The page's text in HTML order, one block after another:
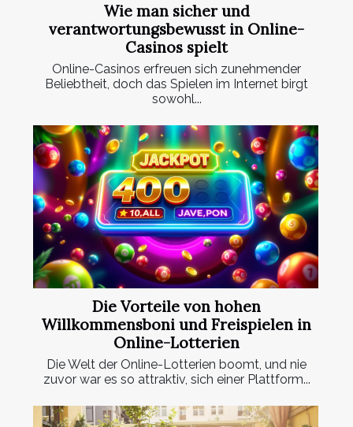
Wie man sicher und
verantwortungsbewusst in Online-
Casinos spielt
Online-Casinos erfreuen sich zunehmender
Beliebtheit, doch das Spielen im Internet birgt
sowohl...
Die Vorteile von hohen
Willkommensboni und Freispielen in
Online-Lotterien
Die Welt der Online-Lotterien boomt, und nie
zuvor war es so attraktiv, sich einer Plattform...